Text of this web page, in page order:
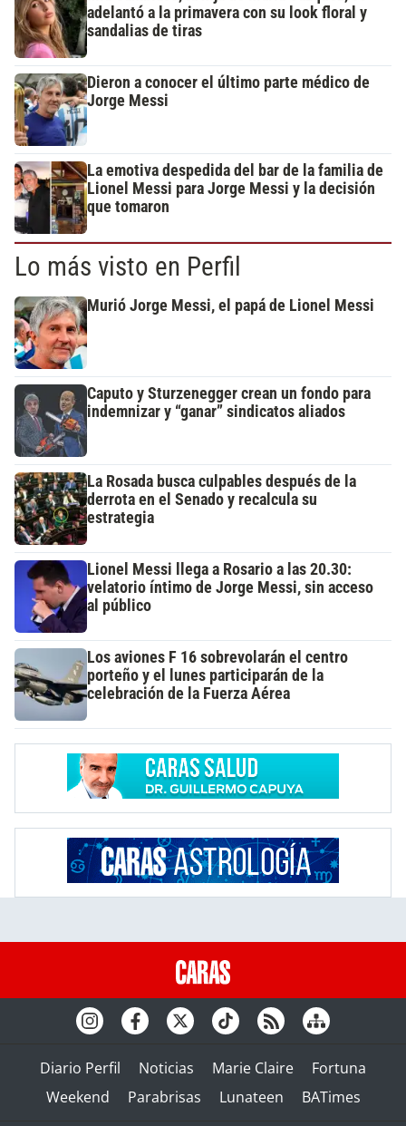
adelantó a la primavera con su look floral y
sandalias de tiras
Dieron a conocer el último parte médico de
Jorge Messi
La emotiva despedida del bar de la familia de
Lionel Messi para Jorge Messi y la decisión
que tomaron
Lo más visto en Perfil
Murió Jorge Messi, el papá de Lionel Messi
Caputo y Sturzenegger crean un fondo para
indemnizar y “ganar” sindicatos aliados
La Rosada busca culpables después de la
derrota en el Senado y recalcula su
estrategia
Lionel Messi llega a Rosario a las 20.30:
velatorio íntimo de Jorge Messi, sin acceso
al público
Los aviones F 16 sobrevolarán el centro
porteño y el lunes participarán de la
celebración de la Fuerza Aérea
Diario Perfil Noticias Marie Claire
Fortuna
Weekend
Parabrisas Lunateen BATimes